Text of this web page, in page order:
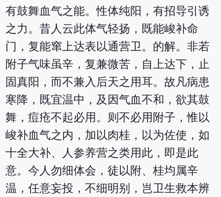
有鼓舞血气之能。性体纯阳，有招导引诱
之力。昔人云此体气轻扬，既能峻补命
门，复能窜上达表以通营卫。的解。非若
附子气味虽辛，复兼微苦，自上达下，止
固真阳，而不兼入后天之用耳。故凡病患
寒降，既宜温中，及因气血不和，欲其鼓
舞，痘疮不起必用。则不必用附子，惟以
峻补血气之内，加以肉桂，以为佐使，如
十全大补、人参养营之类用此，即是此
意。今人勿细体会，徒以附、桂均属辛
温，任意妄投，不细明别，岂卫生救本辨